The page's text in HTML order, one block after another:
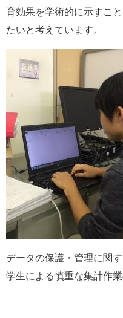
育効果を学術的に示すこ
たいと考えています。
データの保護・管理に関
学生による慎重な集計作